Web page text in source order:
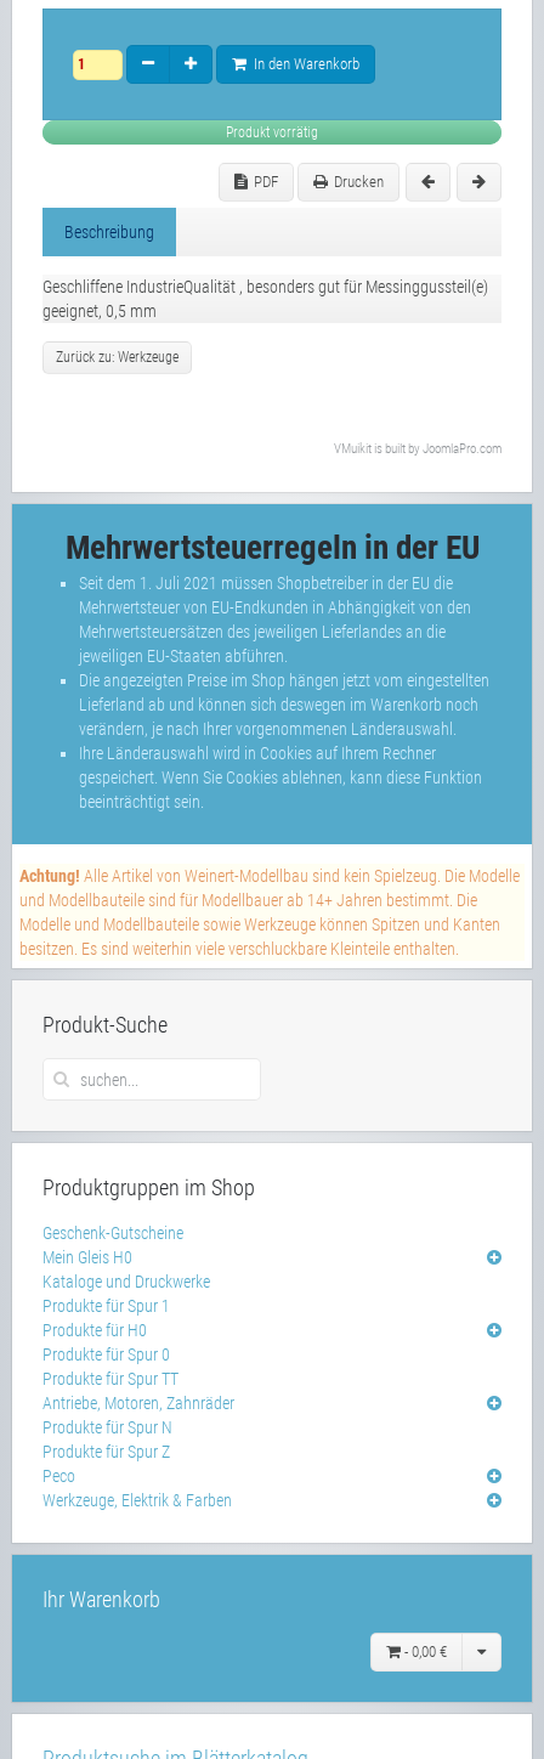
In den Warenkorb
Produkt vorrätig
PDF Drucken
Beschreibung
Geschliffene IndustrieQualität , besonders gut für Messinggussteil(e)
geeignet, 0,5 mm
Zurück zu: Werkzeuge
VMuikit is built by JoomlaPro.com
Mehrwertsteuerregeln in der EU
Seit dem 1. Juli 2021 müssen Shopbetreiber in der EU die
Mehrwertsteuer von EU-Endkunden in Abhängigkeit von den
Mehrwertsteuersätzen des jeweiligen Lieferlandes an die
jeweiligen EU-Staaten abführen.
Die angezeigten Preise im Shop hängen jetzt vom eingestellten
Lieferland ab und können sich deswegen im Warenkorb noch
verändern, je nach Ihrer vorgenommenen Länderauswahl.
Ihre Länderauswahl wird in Cookies auf Ihrem Rechner
gespeichert. Wenn Sie Cookies ablehnen, kann diese Funktion
beeinträchtigt sein.
Achtung! Alle Artikel von Weinert-Modellbau sind kein Spielzeug. Die Modelle
und Modellbauteile sind für Modellbauer ab 14+ Jahren bestimmt. Die
Modelle und Modellbauteile sowie Werkzeuge können Spitzen und Kanten
besitzen. Es sind weiterhin viele verschluckbare Kleinteile enthalten.
Produkt-Suche
Produktgruppen im Shop
Geschenk-Gutscheine
Mein Gleis H0
Kataloge und Druckwerke
Produkte für Spur 1
Produkte für H0
Produkte für Spur 0
Produkte für Spur TT
Antriebe, Motoren, Zahnräder
Produkte für Spur N
Produkte für Spur Z
Peco
Werkzeuge, Elektrik & Farben
Ihr Warenkorb
- 0,00 €